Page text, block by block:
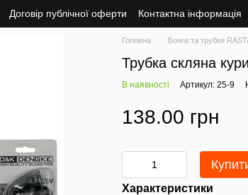
Договір публічної оферти Контактна інформація
Головна Бонги та трубки
Трубка скляна
В наявності Артикул: 25-9
138.00 грн
Характеристики